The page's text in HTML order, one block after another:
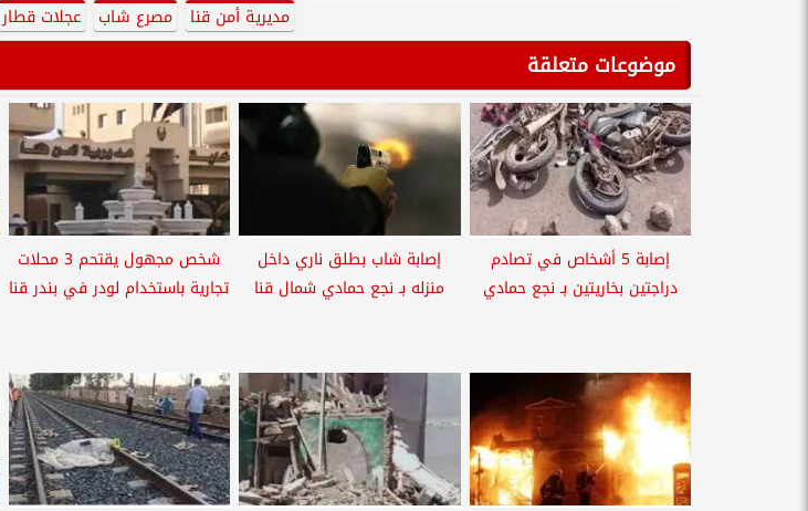
مديرية أمن قنا مصرع شاب عجلات قطار
موضوعات متعلقة
إصابة 5 أشخاص في تصادم
دراجتين بخاريتين بـ نجع حمادي
إصابة شاب بطلق ناري داخل
منزله بـ نجع حمادي شمال قنا
شخص مجهول يقتحم 3 محلات
تجارية باستخدام لودر في بندر قنا